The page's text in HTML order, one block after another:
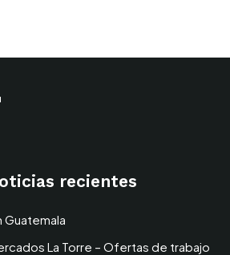
recientes
Guatemala
La Torre – Ofertas de trabajo